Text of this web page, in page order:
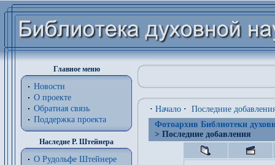
Главное меню
Новости
О проекте
Обратная связь
Поддержка проекта
Наследие Р. Штейнера
О Рудольфе Штейнере
· Начало · Последние
Фотоархив Библиотеки
> Последние добавления